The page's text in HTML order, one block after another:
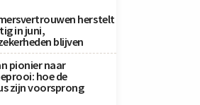
herstelt
in juni,
blijven
pionier naar
hoe de
zijn voorsprong